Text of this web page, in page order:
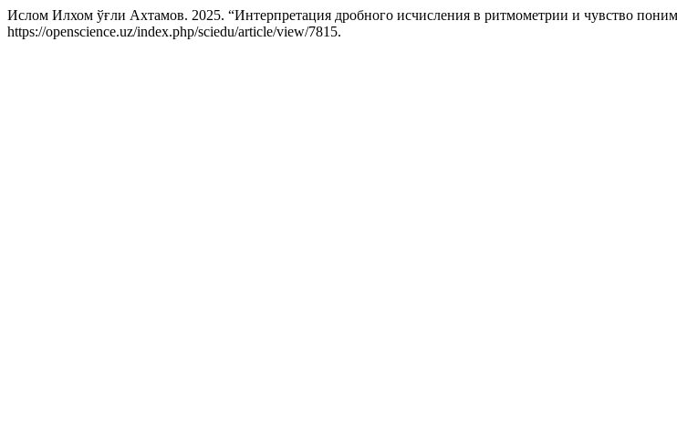
Ислом Илхом ўғли Ахтамов. 2025. “Интерпретация дробного исчисления в ритмометрии и чувство
https://openscience.uz/index.php/sciedu/article/view/7815.